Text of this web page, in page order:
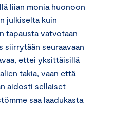
liian monia huonoon
julkiselta kuin
tapausta vatvotaan
siirrytään seuraavaan
ettei yksittäisillä
takia, vaan että
aidosti sellaiset
saa laadukasta